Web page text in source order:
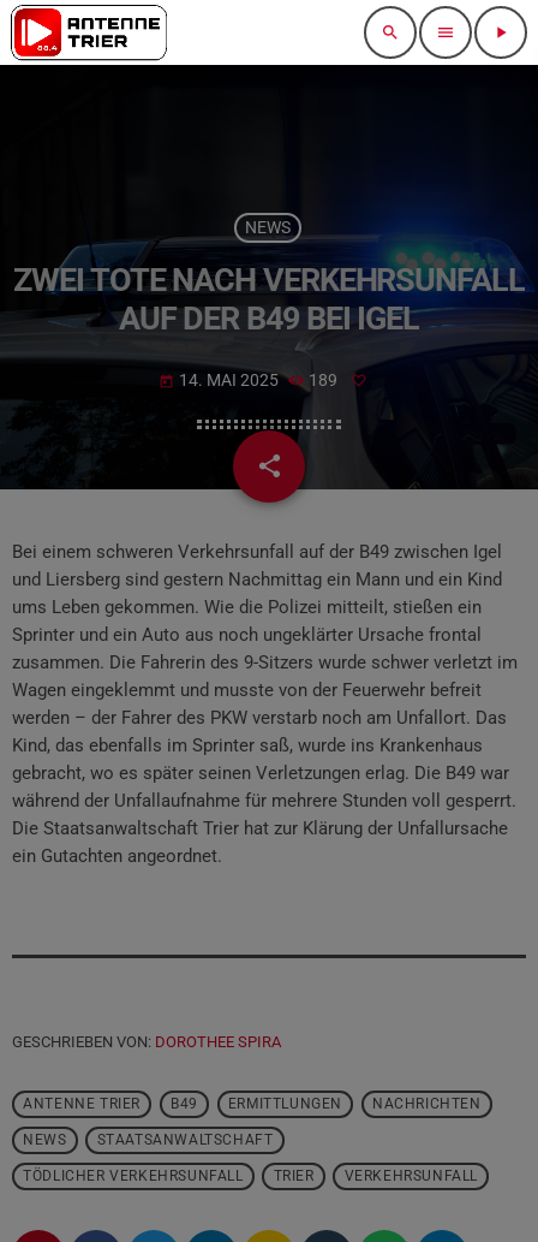
search menu play_arrow
NEWS
ZWEI TOTE NACH VERKEHRSUNFALL
AUF DER B49 BEI IGEL
today 14. MAI 2025 189
share
email
Bei einem schweren Verkehrsunfall auf der B49 zwischen Igel
und Liersberg sind gestern Nachmittag ein Mann und ein Kind
ums Leben gekommen. Wie die Polizei mitteilt, stießen ein
Sprinter und ein Auto aus noch ungeklärter Ursache frontal
zusammen. Die Fahrerin des 9-Sitzers wurde schwer verletzt im
Wagen eingeklemmt und musste von der Feuerwehr befreit
werden – der Fahrer des PKW verstarb noch am Unfallort. Das
Kind, das ebenfalls im Sprinter saß, wurde ins Krankenhaus
gebracht, wo es später seinen Verletzungen erlag. Die B49 war
während der Unfallaufnahme für mehrere Stunden voll gesperrt.
Die Staatsanwaltschaft Trier hat zur Klärung der Unfallursache
ein Gutachten angeordnet.
GESCHRIEBEN VON: DOROTHEE SPIRA
ANTENNE TRIER B49 ERMITTLUNGEN NACHRICHTEN
NEWS STAATSANWALTSCHAFT
TÖDLICHER VERKEHRSUNFALL TRIER VERKEHRSUNFALL